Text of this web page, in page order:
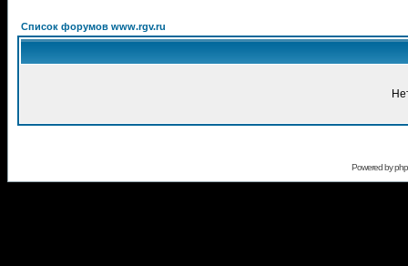
Список форумов www.rgv.ru
Powered by